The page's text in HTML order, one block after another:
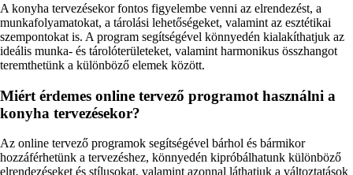
A konyha tervezésekor fontos figyelembe venni az elrendezést, a
munkafolyamatokat, a tárolási lehetőségeket, valamint az esztétikai
szempontokat is. A program segítségével könnyedén kialakíthatjuk az
ideális munka- és tárolóterületeket, valamint harmonikus összhangot
teremthetünk a különböző elemek között.
Miért érdemes online tervező programot használni a
konyha tervezésekor?
Az online tervező programok segítségével bárhol és bármikor
hozzáférhetünk a tervezéshez, könnyedén kipróbálhatunk különböző
elrendezéseket és stílusokat, valamint azonnal láthatjuk a változtatások